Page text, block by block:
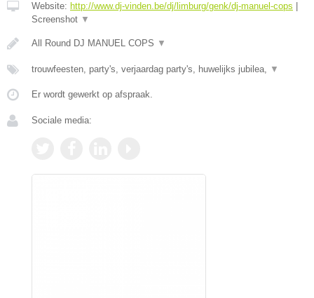
Website: http://www.dj-vinden.be/dj/limburg/genk/dj-manuel-cops
Screenshot ▼
All Round DJ MANUEL COPS ▼
trouwfeesten, party's, verjaardag party's, huwelijks jubilea, ▼
Er wordt gewerkt op afspraak.
Sociale media: